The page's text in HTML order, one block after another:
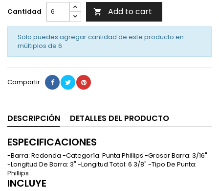
Cantidad  Add to cart
Solo puedes agregar cantidad de este producto en
múltiplos de 6
Compartir
DESCRIPCIÓN DETALLES DEL PRODUCTO
ESPECIFICACIONES
-Barra: Redonda -Categoría: Punta Phillips -Grosor Barra: 3/16"
-Longitud De Barra: 3" -Longitud Total: 6 3/8" -Tipo De Punta:
Phillips
INCLUYE